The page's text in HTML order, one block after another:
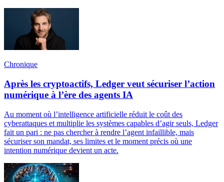
Chronique
Après les cryptoactifs, Ledger veut sécuriser l’action
numérique à l’ère des agents IA
Au moment où l’intelligence artificielle réduit le coût des
cyberattaques et multiplie les systèmes capables d’agir seuls, Ledger
fait un pari : ne pas chercher à rendre l’agent infaillible, mais
sécuriser son mandat, ses limites et le moment précis où une
intention numérique devient un acte.